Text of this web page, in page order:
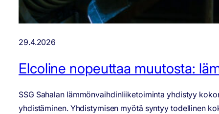
29.4.2026
Elcoline nopeuttaa muutosta:
SSG Sahalan lämmönvaihdinliiketoiminta yhdistyy
yhdistäminen. Yhdistymisen myötä syntyy todellinen